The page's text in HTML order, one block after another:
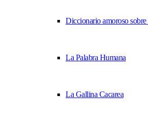
Diccionario amoroso
La Palabra Humana
La Gallina Cacarea